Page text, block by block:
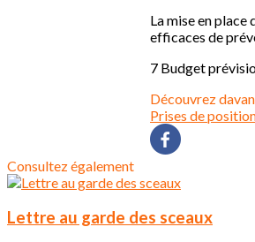
La mise en
efficaces de
7 Budget
Découvrez
Prises de
Consultez également
Lettre au garde des sceaux